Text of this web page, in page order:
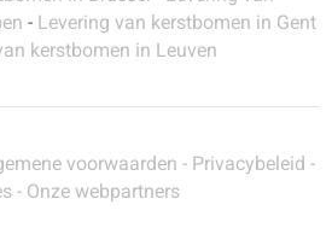
- Levering van kerstbomen in Gent
kerstbomen in Leuven
voorwaarden - Privacybeleid -
- Onze webpartners